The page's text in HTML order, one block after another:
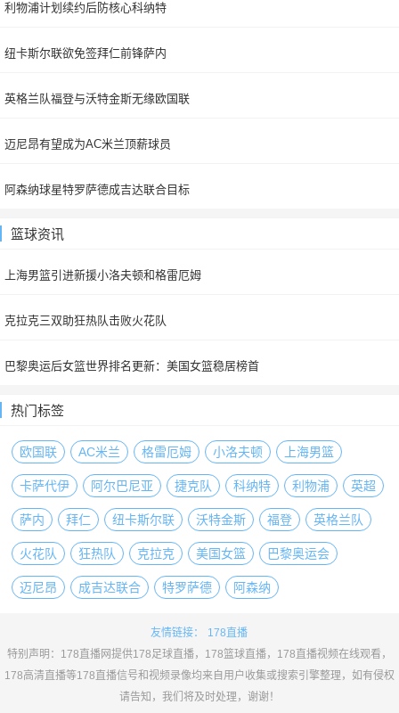
利物浦计划续约后防核心科纳特
纽卡斯尔联欲免签拜仁前锋萨内
英格兰队福登与沃特金斯无缘欧国联
迈尼昂有望成为AC米兰顶薪球员
阿森纳球星特罗萨德成吉达联合目标
篮球资讯
上海男篮引进新援小洛夫顿和格雷厄姆
克拉克三双助狂热队击败火花队
巴黎奥运后女篮世界排名更新：美国女篮稳居榜首
热门标签
欧国联 AC米兰 格雷厄姆 小洛夫顿 上海男篮
卡萨代伊 阿尔巴尼亚 捷克队 科纳特 利物浦 英超
萨内 拜仁 纽卡斯尔联 沃特金斯 福登 英格兰队
火花队 狂热队 克拉克 美国女篮 巴黎奥运会
迈尼昂 成吉达联合 特罗萨德 阿森纳
友情链接：
178直播
特别声明：178直播网提供178足球直播，178篮球直播，178直播视频在线观看，
178高清直播等178直播信号和视频录像均来自用户收集或搜索引擎整理，如有侵权
请告知，我们将及时处理，谢谢！